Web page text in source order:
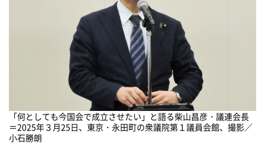
「何としても今国会で成立させたい」と語る柴山昌彦・議連会長
＝2025年３月25日、東京・永田町の衆議院第１議員会館、撮影／
小石勝朗